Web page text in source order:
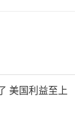
美国利益至上